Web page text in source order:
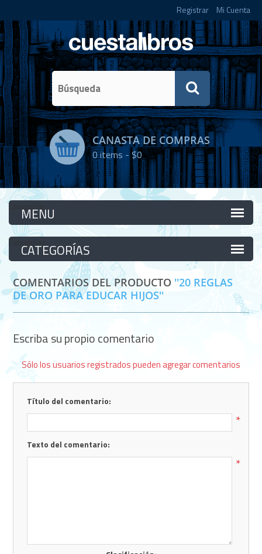
Registrar Mi Cuenta
CANASTA DE COMPRAS
0items -$0
Categorías
Categorías
COMENTARIOS DEL PRODUCTO
20 REGLAS
DE ORO PARA EDUCAR HIJOS
Escriba su propio comentario
Sólo los usuarios registrados pueden agregar comentarios
Título del comentario:
*
Texto del comentario:
*